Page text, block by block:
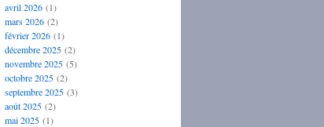
avril 2026(1)
mars 2026(2)
février 2026(1)
décembre 2025(2)
novembre 2025(5)
octobre 2025(2)
septembre 2025(3)
août 2025(2)
mai 2025(1)